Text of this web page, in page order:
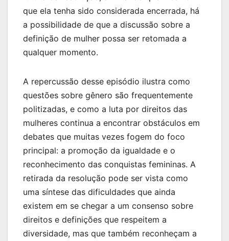
que ela tenha sido considerada encerrada, há
a possibilidade de que a discussão sobre a
definição de mulher possa ser retomada a
qualquer momento.
A repercussão desse episódio ilustra como
questões sobre gênero são frequentemente
politizadas, e como a luta por direitos das
mulheres continua a encontrar obstáculos em
debates que muitas vezes fogem do foco
principal: a promoção da igualdade e o
reconhecimento das conquistas femininas. A
retirada da resolução pode ser vista como
uma síntese das dificuldades que ainda
existem em se chegar a um consenso sobre
direitos e definições que respeitem a
diversidade, mas que também reconheçam a